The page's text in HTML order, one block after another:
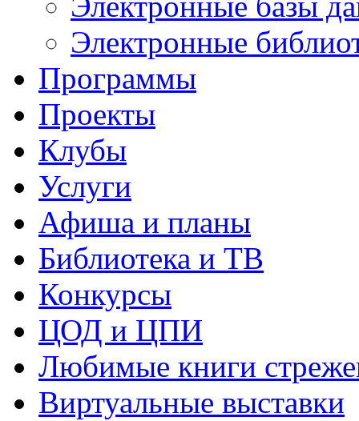
Электронные
Программы
Проекты
Клубы
Услуги
Афиша и планы
Библиотека и ТВ
Конкурсы
ЦОД и ЦПИ
Любимые книги
Виртуальные выставки